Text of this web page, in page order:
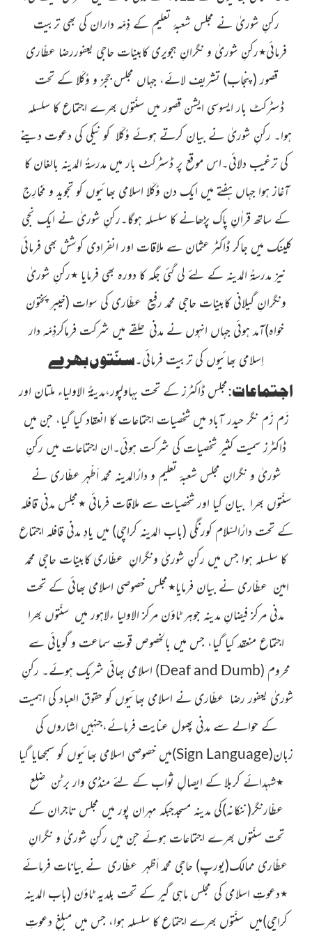
رکنِ شوریٰ نے مجلس شعبۂ تعلیم کے ذِمّہ داران کی بھی تربیت
فرمائی٭رکنِ شوریٰ و نگرانِ ہجویری کابینات حاجی یعفوررضا عطّاری
قصور(پنجاب) تشریف لائے، جہاں مجلس ججز و وُکَلا کے تحت
ڈسٹرکٹ بار ایسوسی ایشن قصور میں سنّتوں بھرے اجتماع کا سلسلہ
ہوا۔ رکنِ شوریٰ نے بیان کرتے ہوئے وُکَلا کو نیکی کی دعوت دینے
کی ترغیب دلائی۔اس موقع پر ڈسٹرکٹ بار میں مدرسۃُ المدینہ بالغان کا
آغاز ہوا جہاں ہفتے میں ایک دن وُکَلا اسلامی بھائیوں کو تجوید و مَخارِج
کے ساتھ قراٰنِ پاک پڑھانے کا سلسلہ ہوگا۔رکنِ شوریٰ نے ایک نجی
کلینک میں جاکر ڈاکٹر عثمان سے ملاقات اور انفرادی کوشش بھی فرمائی
نیز مدرسۃُ المدینہ کے لئے لی گئی جگہ کا دورہ بھی فرمایا ٭رکنِ شوریٰ
ونگرانِ گیلانی کابینات حاجی محمد رفیع عطّاری کی سوات (خیبر پختون
خواہ)آمد ہوئی جہاں انہوں نے مدنی حلقے میں شرکت فرماکرذِمّہ دار
اِسلامی بھائیوں کی تربیت فرمائی۔سنّتوں بھرے
اجتماعات:مجلس ڈاکٹرز کے تحت بہاولپور،مدینۃُ الاولیاء ملتان اور
زَم زَم نگر حیدر آباد میں شخصیات اجتماعات کا انعقاد کیا گیا، جن میں
ڈاکٹرز سمیت کثیر شخصیات کی شرکت ہوئی۔ان اجتماعات میں رکنِ
شوریٰ و نگرانِ مجلس شعبۂ تعلیم و دارُالمدینہ محمد اَطْہر عطّارینے
سنّتوں بھرا بیان کیا اور شخصیات سے ملاقات فرمائی ٭مجلس مدنی قافلہ
کے تحت دارُالسّلام کورنگی (باب المدینہ کراچی) میں یادِ مدنی قافلہ اجتماع
کا سلسلہ ہوا جس میں رکنِ شوریٰ ونگرانِ عطّاری کابینات حاجی محمد
امین عطّارینے بیان فرمایا٭مجلس خصوصی اسلامی بھائی کے تحت
مدنی مرکز فیضانِ مدینہ جوہر ٹاؤن مرکز الاولیا ءلاہور میں سنّتوں بھرا
اجتماع منعقد کیا گیا، جس میں بالخصوص قوتِ سماعت وگویائی سے
محروم (
Deaf and Dumb
) اسلامی بھائی شریک ہوئے۔ رکنِ
شوریٰ یعفور رضا عطّارینے اسلامی بھائیوں کو حقوق العباد کی اہمیت
کے حوالے سے مدنی پھول عنایت فرمائے،جنہیں اشاروں کی
زبان(
Sign Language
)میں خصوصی اسلامی بھائیوں کو سمجھایا گیا
٭شہدائے کربلا کے ایصالِ ثواب کے لئے منڈی وار برٹن ضلع
عطّارنگر(ننکانہ)کی مدینہ مسجدجبکہ مہران پور میں مجلس تاجران کے
تحت سنّتوں بھرے اجتماعات ہوئے جن میں رکنِ شوریٰ ونگرانِ
عطّاری ممالک(یورپ) حاجی محمد اَظہر عطّاری نے بیانات فرمائے
٭دعوتِ اسلامی کی مجلس ماہی گیر کے تحت بلدیہ ٹاؤن (باب المدینہ
کراچی)میں سنّتوں بھرے اجتماع کا سلسلہ ہوا، جس میں مبلغِ دعوتِ